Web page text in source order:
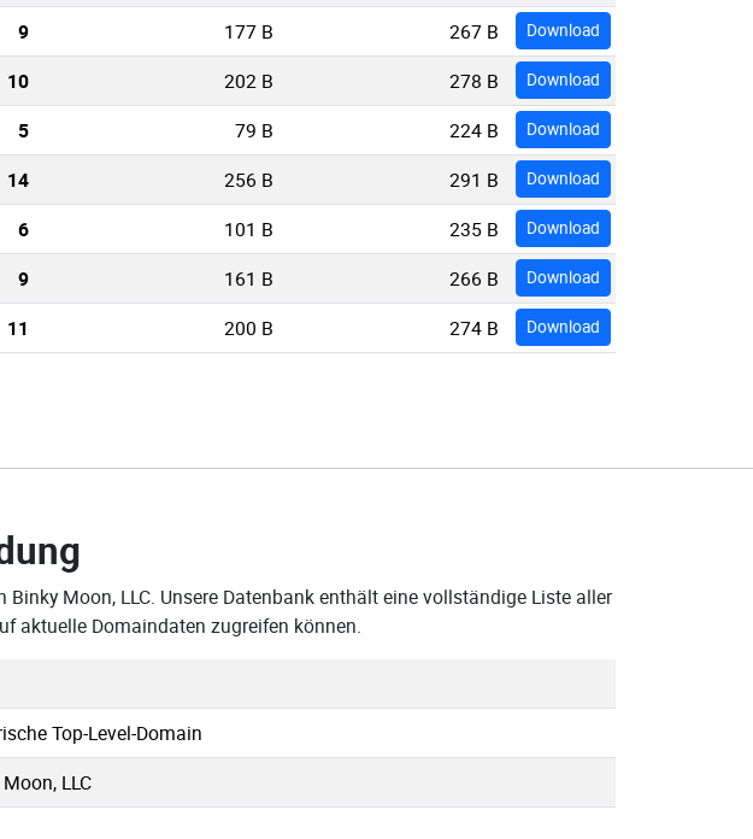
9 177 B 267 B Download
10 202 B 278 B Download
5 79 B 224 B Download
14 256 B 291 B Download
6 101 B 235 B Download
9 161 B 266 B Download
11 200 B 274 B Download
Moon, LLC. Unsere Datenbank enthält eine vollständige Liste aller
aktuelle Domaindaten zugreifen können.
Top-Level-Domain
LLC